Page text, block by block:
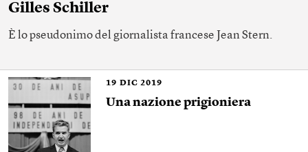
Gilles Schiller
È lo pseudonimo del giornalista francese Jean Stern.
19 DIC 2019
Una nazione prigioniera